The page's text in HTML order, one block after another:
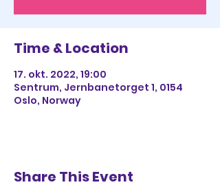
Time & Location
17. okt. 2022, 19:00
Sentrum, Jernbanetorget 1, 0154
Oslo, Norway
Share This Event